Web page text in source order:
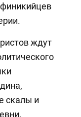
ждут
скалы и